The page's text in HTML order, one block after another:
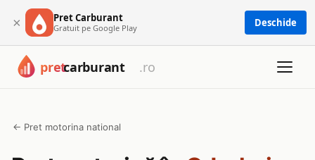
× Pret Carburant
Gratuit pe Google Play Deschide
← Pret motorina national